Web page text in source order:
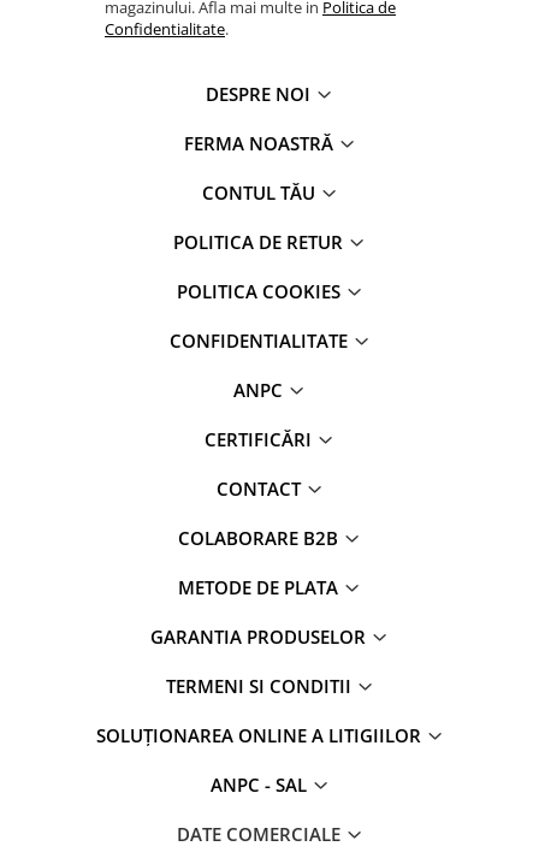
magazinului. Afla mai multe in Politica de
Confidentialitate.
DESPRE NOI
FERMA NOASTRĂ
CONTUL TĂU
POLITICA DE RETUR
POLITICA COOKIES
CONFIDENTIALITATE
ANPC
CERTIFICĂRI
CONTACT
COLABORARE B2B
METODE DE PLATA
GARANTIA PRODUSELOR
TERMENI SI CONDITII
SOLUȚIONAREA ONLINE A LITIGIILOR
ANPC - SAL
DATE COMERCIALE